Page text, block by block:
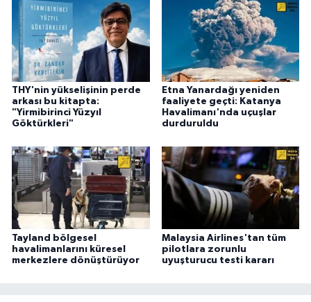
THY'nin yükselişinin perde
arkası bu kitapta:
"Yirmibirinci Yüzyıl
Göktürkleri"
Etna Yanardağı yeniden
faaliyete geçti: Katanya
Havalimanı'nda uçuşlar
durduruldu
Tayland bölgesel
havalimanlarını küresel
merkezlere dönüştürüyor
Malaysia Airlines'tan tüm
pilotlara zorunlu
uyuşturucu testi kararı